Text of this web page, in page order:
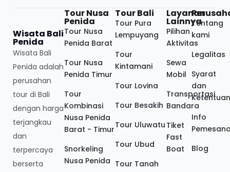
Wisata Bali
Penida
Wisata Bali
Penida adalah
perusahan
tour di Bali
dengan harga
terjangkau
dan
terpercaya
berserta
Tour Nusa
Penida
Tour Nusa
Penida Barat
Tour Nusa
Penida Timur
Tour
Kombinasi
Nusa Penida
Barat - Timur
Snorkeling
Nusa Penida
Tour Bali
Tour Pura
Lempuyang
Tour
Kintamani
Tour Lovina
Tour Besakih
Tour Uluwatu
Tour Ubud
Tour Tanah
Layanan
Lainnya
Pilihan
Aktivitas
Sewa
Mobil
Transportasi
Bandara
Tiket
Fast
Boat
Tentang
kami
Legalitas
Syarat
dan
Info
Blog